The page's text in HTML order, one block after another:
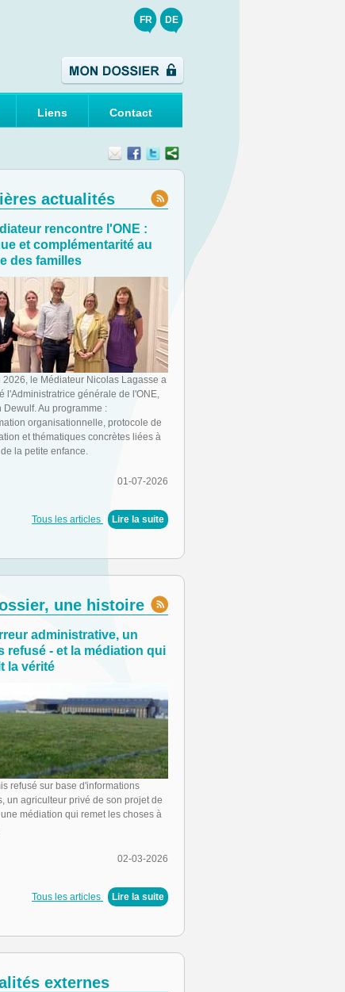
FR DE
Liens Contact
actualités
rencontre l'ONE :
et complémentarité au
des familles
2026, le Médiateur Nicolas Lagasse a
l'Administratrice générale de l'ONE,
Dewulf. Au programme :
organisationnelle, protocole de
et thématiques concrètes liées à
la petite enfance.
01-07-2026
Tous les articles Lire la suite
une histoire
administrative, un
refusé - et la médiation qui
la vérité
refusé sur base d'informations
un agriculteur privé de son projet de
médiation qui remet les choses à
02-03-2026
Tous les articles Lire la suite
externes